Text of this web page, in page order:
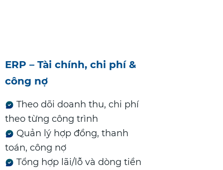
ERP – Tài chính, chi phí &
công nợ
Theo dõi doanh thu, chi phí
theo từng công trình
Quản lý hợp đồng, thanh
toán, công nợ
Tổng hợp lãi/lỗ và dòng tiền